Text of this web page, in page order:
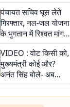
नुकसान
पंचायत सचिव घूस लेते
गिरफ्तार, नल-जल योजना
के भुगतान में रिश्वत मांगना
पड़ा भारी
VIDEO : वोट किसी को,
मुख्यमंत्री कोई और?
अनंत सिंह बोले- अब
जनता हर चुनाव में देगी
जवाब